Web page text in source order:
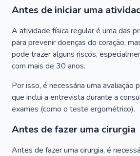
Antes de iniciar uma
A atividade física regular é uma das
para prevenir doenças do coração,
pode trazer alguns riscos,
com mais de 30 anos.
Por isso, é necessária uma avaliação
que inclui a entrevista durante a
exames (como o teste ergométrico).
Antes de fazer uma cirurgia
Antes de fazer uma cirurgia, é